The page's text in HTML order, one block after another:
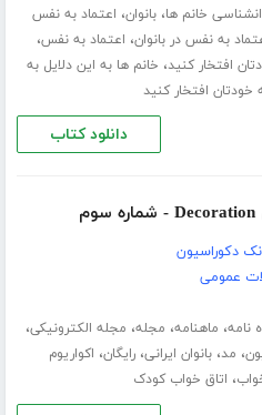
خانم ها،بانوان، اعتماد به نفس
به نفس در بانوان، اعتماد به نفس،
افتخار کنید، خانم ها به این دلایل به
خودتان افتخار کنید
دانلود کتاب
دکوراسیون
عمومی
نامه، ماهنامه، مجله، مجله الکترونیکی،
، مد،بانوان ایرانی،رایگان، اکواریوم
، اتاق خواب کودک